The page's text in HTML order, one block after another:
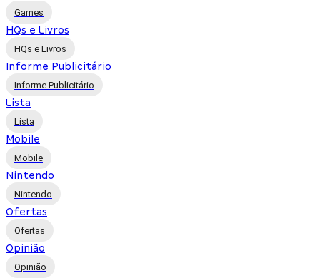
Games
HQs e Livros
HQs e Livros
Informe Publicitário
Informe Publicitário
Lista
Lista
Mobile
Mobile
Nintendo
Nintendo
Ofertas
Ofertas
Opinião
Opinião